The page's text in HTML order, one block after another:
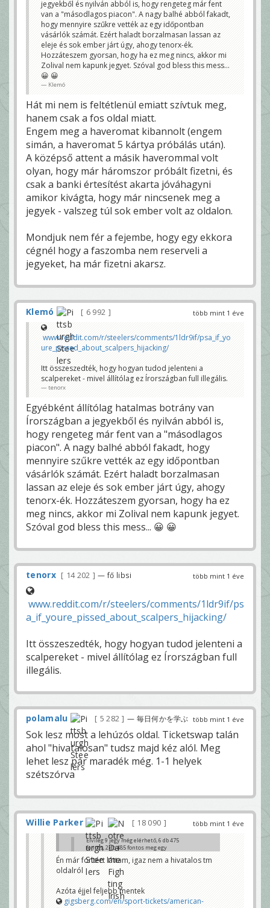
jegyekből és nyilván abból is, hogy rengeteg már fent
van a "másodlagos piacon". A nagy balhé abból fakadt,
hogy mennyire szűkre vették az egy időpontban
vásárlók számát. Ezért haladt borzalmasan lassan az
eleje és sok ember járt úgy, ahogy tenorx-ék.
Hozzáteszem gyorsan, hogy ha ez meg nincs, akkor mi
Zolival nem kapunk jegyet. Szóval god bless this mess...
😀 😀
Klemó
Hát mi nem is feltétlenül emiatt szívtuk meg,
hanem csak a fos oldal miatt.
Engem meg a haveromat kibannolt (engem
simán, a haveromat 5 kártya próbálás után).
A középső attent a másik haverommal volt
olyan, hogy már háromszor próbált fizetni, és
csak a banki értesítést akarta jóváhagyni
amikor kivágta, hogy már nincsenek meg a
jegyek - valszeg túl sok ember volt az oldalon.
Mondjuk nem fér a fejembe, hogy egy ekkora
cégnél hogy a faszomba nem reserveli a
jegyeket, ha már fizetni akarsz.
több mint 1 éve
Klemó 6 992
www.reddit.com/r/steelers/comments/1ldr9if/psa_if_yo
ure_pissed_about_scalpers_hijacking/
Itt összeszedték, hogy hogyan tudod jelenteni a
scalpereket - mivel állítólag ez Írországban full illegális.
tenorx
Egyébként állítólag hatalmas botrány van
Írországban a jegyekből és nyilván abból is,
hogy rengeteg már fent van a "másodlagos
piacon". A nagy balhé abból fakadt, hogy
mennyire szűkre vették az egy időpontban
vásárlók számát. Ezért haladt borzalmasan
lassan az eleje és sok ember járt úgy, ahogy
tenorx-ék. Hozzáteszem gyorsan, hogy ha ez
meg nincs, akkor mi Zolival nem kapunk jegyet.
Szóval god bless this mess... 😀 😀
több mint 1 éve
tenorx 14 202 — fő libsi
www.reddit.com/r/steelers/comments/1ldr9if/ps
a_if_youre_pissed_about_scalpers_hijacking/
Itt összeszedték, hogy hogyan tudod jelenteni a
scalpereket - mivel állítólag ez Írországban full
illegális.
több mint 1 éve
polamalu 5 282 — 毎日何かを学ぶ
Sok lesz most a lehúzós oldal. Ticketswap talán
ahol "hivatalosan" tudsz majd kéz alól. Meg
lehet lesz pár maradék még. 1-1 helyek
szétszórva
több mint 1 éve
Willie Parker 18 090
Elvileg 9 jegy még elérhető, 6 db 475
fontos, 2 db 485 fontos meg egy
korlátozott kilátással 240 fontért.
Willie Parker
EUR az nem font, de úgy se kevés...
Én már fontért láttam, igaz nem a hivatalos tm
oldalról
Azóta éjjel feljebb mentek
gigsberg.com/en/sport-tickets/american-